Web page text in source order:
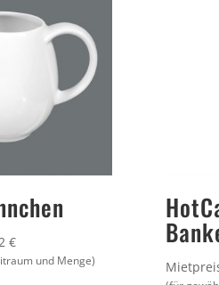
€
und Menge)